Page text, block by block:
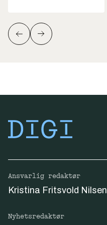
Ansvarlig redaktør
Kristina Fritsvold Nilsen
Nyhetsredaktør